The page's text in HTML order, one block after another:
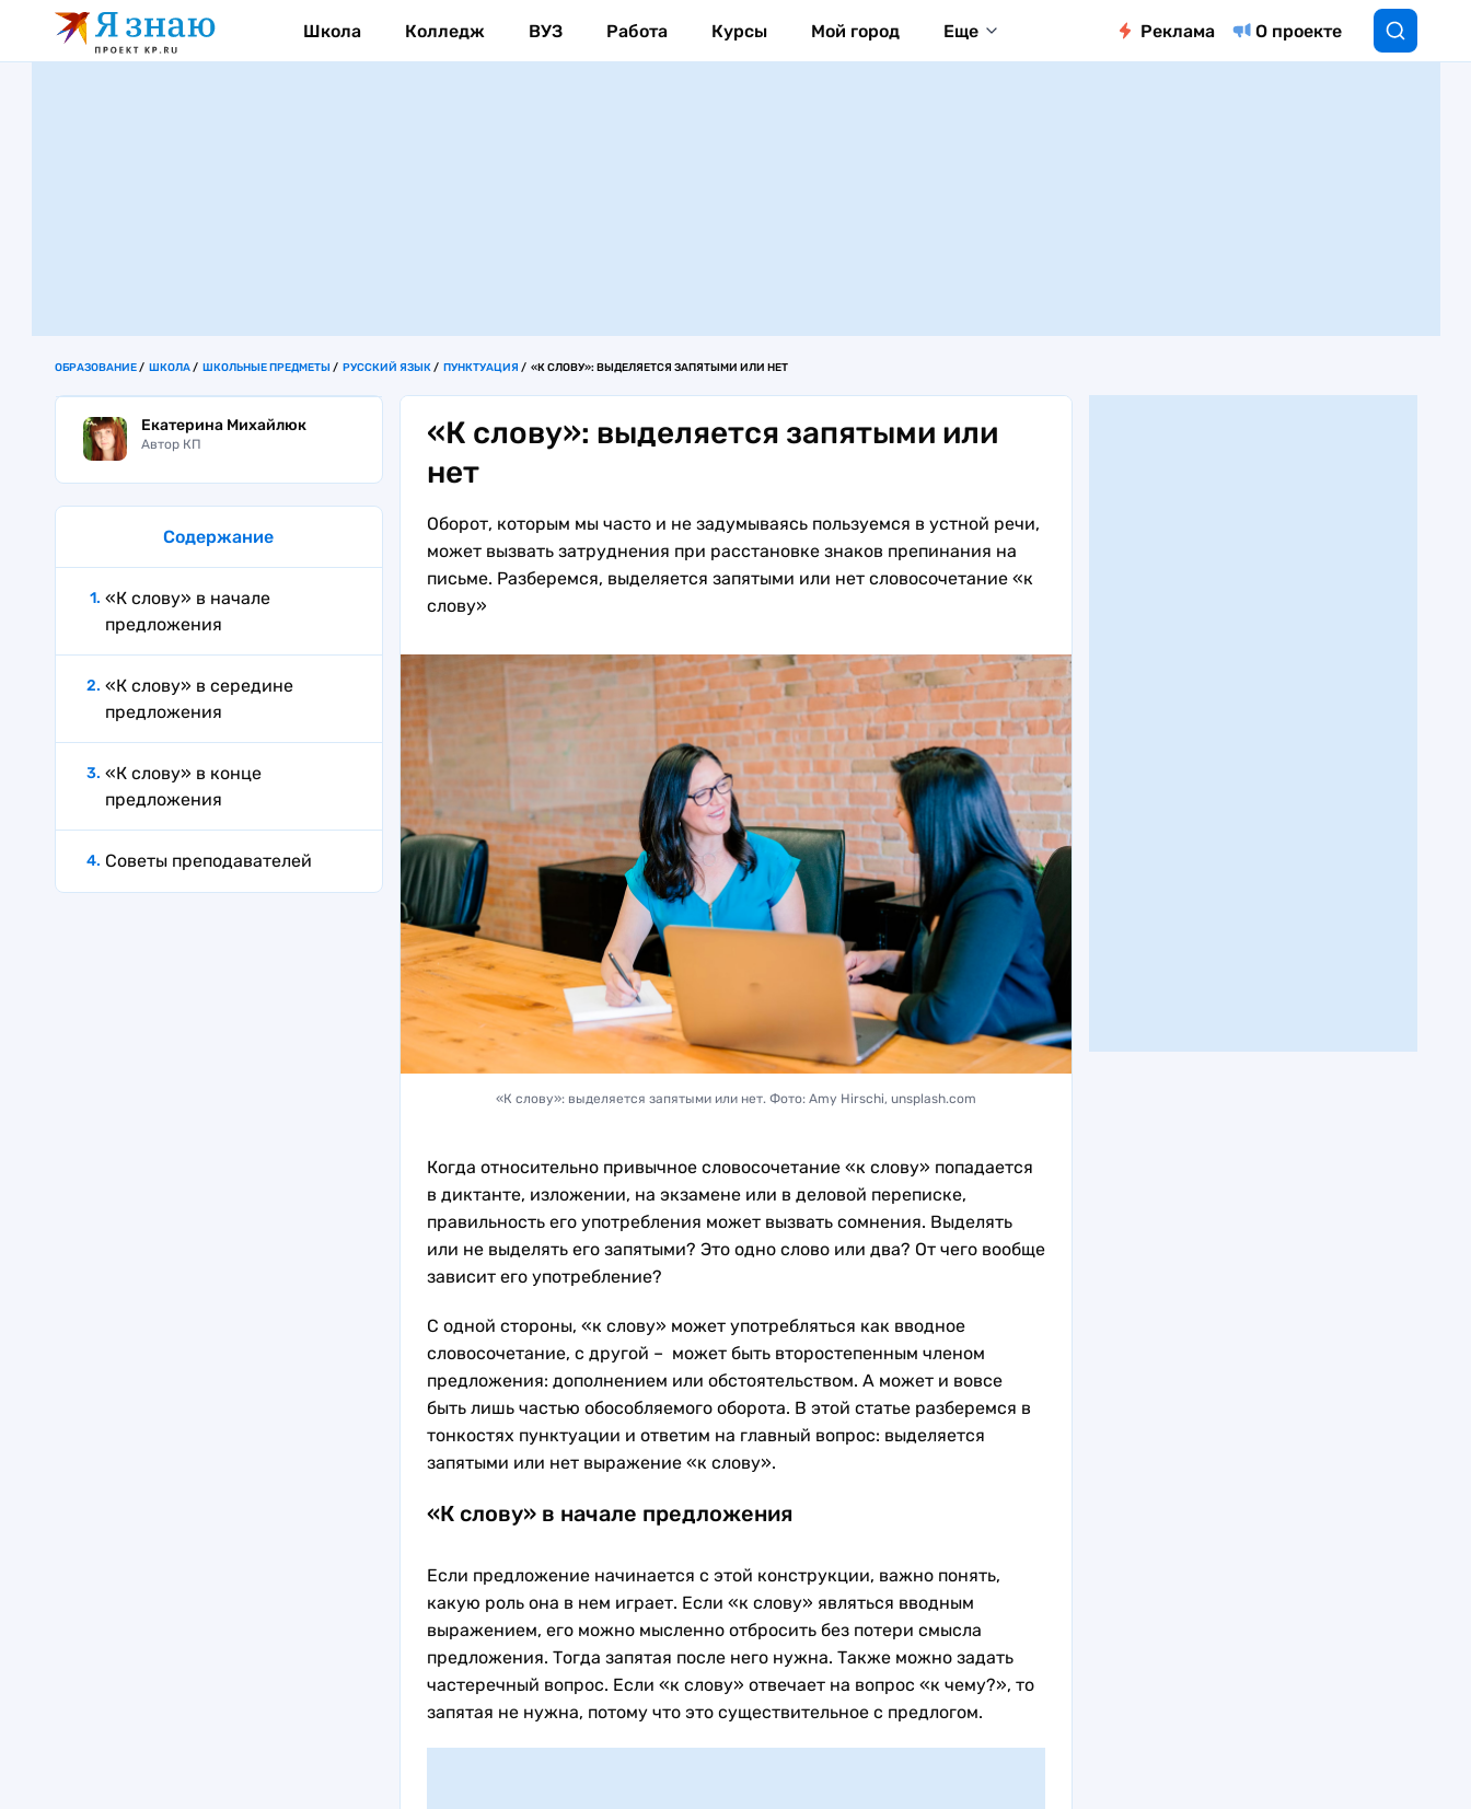
Школа Колледж ВУЗ Работа Курсы Мой город Еще Реклама О проекте
ОБРАЗОВАНИЕ ШКОЛА ШКОЛЬНЫЕ ПРЕДМЕТЫ РУССКИЙ ЯЗЫК ПУНКТУАЦИЯ «К СЛОВУ»: ВЫДЕЛЯЕТСЯ ЗАПЯТЫМИ ИЛИ НЕТ
Екатерина Михайлюк
Автор КП
Содержание
«К слову» в начале
предложения
«К слову» в середине
предложения
«К слову» в конце
предложения
Советы преподавателей
«К слову»: выделяется запятыми или
нет
Оборот, которым мы часто и не задумываясь пользуемся в устной речи,
может вызвать затруднения при расстановке знаков препинания на
письме. Разберемся, выделяется запятыми или нет словосочетание «к
слову»
«К слову»: выделяется запятыми или нет. Фото: Amy Hirschi, unsplash.com
Когда относительно привычное словосочетание «к слову» попадается
в диктанте, изложении, на экзамене или в деловой переписке,
правильность его употребления может вызвать сомнения. Выделять
или не выделять его запятыми? Это одно слово или два? От чего вообще
зависит его употребление?
С одной стороны, «к слову» может употребляться как вводное
словосочетание, с другой – может быть второстепенным членом
предложения: дополнением или обстоятельством. А может и вовсе
быть лишь частью обособляемого оборота. В этой статье разберемся в
тонкостях пунктуации и ответим на главный вопрос: выделяется
запятыми или нет выражение «к слову».
«К слову» в начале предложения
Если предложение начинается с этой конструкции, важно понять,
какую роль она в нем играет. Если «к слову» являться вводным
выражением, его можно мысленно отбросить без потери смысла
предложения. Тогда запятая после него нужна. Также можно задать
частеречный вопрос. Если «к слову» отвечает на вопрос «к чему?», то
запятая не нужна, потому что это существительное с предлогом.